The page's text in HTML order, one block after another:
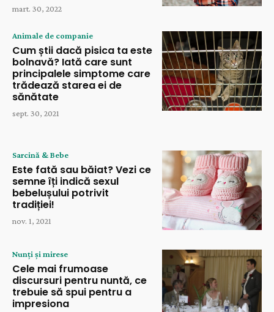
mart. 30, 2022
Animale de companie
Cum știi dacă pisica ta este
bolnavă? Iată care sunt
principalele simptome care
trădează starea ei de
sănătate
sept. 30, 2021
Sarcină & Bebe
Este fată sau băiat? Vezi ce
semne îți indică sexul
bebelușului potrivit
tradiției!
nov. 1, 2021
Nunți și mirese
Cele mai frumoase
discursuri pentru nuntă, ce
trebuie să spui pentru a
impresiona